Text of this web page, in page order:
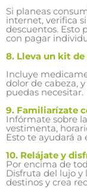
Si planeas
internet, verifica
descuentos. Esto
con pagar
8. Lleva un kit
Incluye
dolor de cabeza,
puedas necesitar.
9. Familiarízate
Infórmate sobre
vestimenta,
Esto te ayudará
10. Relájate y
Por encima de
Disfruta del lujo y
destinos y crea